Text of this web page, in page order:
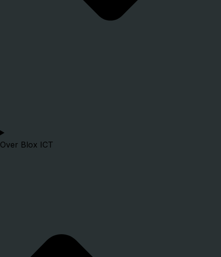
Over Blox ICT